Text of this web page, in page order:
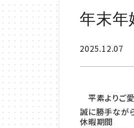
年末年
2025.12.07
平素よりご
誠に勝手なが
休暇期間